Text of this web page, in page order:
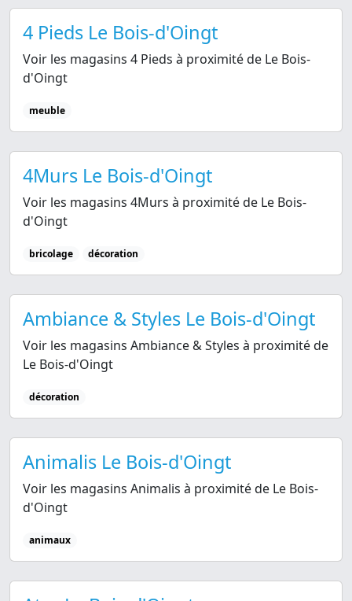
4 Pieds Le Bois-d'Oingt
Voir les magasins 4 Pieds à proximité de Le Bois-
d'Oingt
meuble
4Murs Le Bois-d'Oingt
Voir les magasins 4Murs à proximité de Le Bois-
d'Oingt
bricolage décoration
Ambiance & Styles Le Bois-d'Oingt
Voir les magasins Ambiance & Styles à proximité de
Le Bois-d'Oingt
décoration
Animalis Le Bois-d'Oingt
Voir les magasins Animalis à proximité de Le Bois-
d'Oingt
animaux